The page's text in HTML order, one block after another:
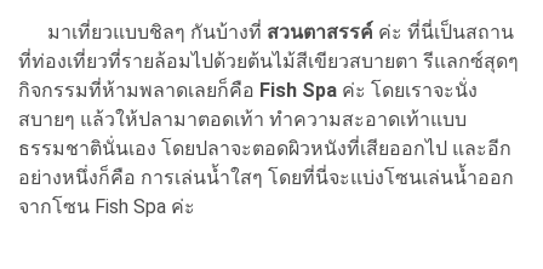
มาเที่ยวแบบชิลๆ กันบ้างที่ สวนตาสรรค์ ค่ะ ที่นี่เป็นสถาน
ที่ท่องเที่ยวที่รายล้อมไปด้วยต้นไม้สีเขียวสบายตา รีแลกซ์สุดๆ
กิจกรรมที่ห้ามพลาดเลยก็คือ Fish Spa ค่ะ โดยเราจะนั่ง
สบายๆ แล้วให้ปลามาตอดเท้า ทำความสะอาดเท้าแบบ
ธรรมชาตินั่นเอง โดยปลาจะตอดผิวหนังที่เสียออกไป และอีก
อย่างหนึ่งก็คือ การเล่นน้ำใสๆ โดยที่นี่จะแบ่งโซนเล่นน้ำออก
จากโซน Fish Spa ค่ะ